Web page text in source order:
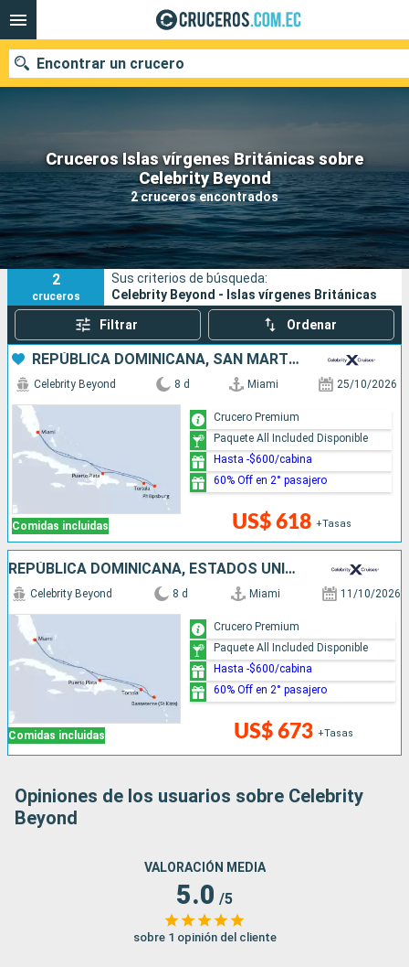
Cruceros Islas vírgenes Británicas sobre
Celebrity Beyond
2 cruceros encontrados
Encontrar un crucero
Nuestros destinos
Fecha de salida
Puertos Compañías
Buscar
2
cruceros
Sus criterios de búsqueda:
Celebrity Beyond - Islas vírgenes Británicas
Filtrar Ordenar
REPÚBLICA DOMINICANA, SAN MARTÍN, ESTADOS UNIDOS
Comidas incluidas
Celebrity Beyond 8 d Miami 25/10/2026
US$ 618 +Tasas
Crucero Premium
Paquete All Included Disponible
Hasta -$600/cabina
60% Off en 2° pasajero
REPÚBLICA DOMINICANA, ESTADOS UNIDOS
Comidas incluidas
Celebrity Beyond 8 d Miami 11/10/2026
US$ 673 +Tasas
Crucero Premium
Paquete All Included Disponible
Hasta -$600/cabina
60% Off en 2° pasajero
Opiniones de los usuarios sobre Celebrity
Beyond
VALORACIÓN MEDIA
5.0 /5
sobre 1 opinión del cliente